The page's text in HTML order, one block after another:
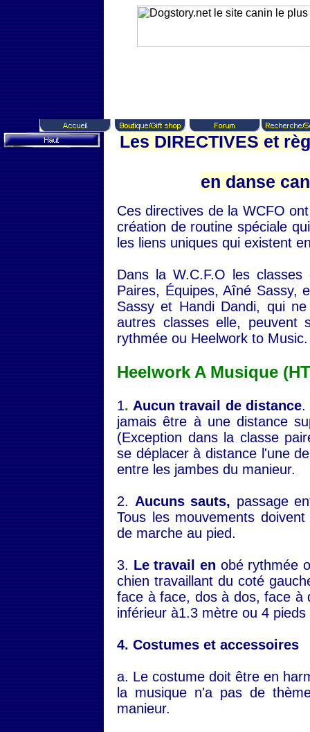
Les DIRECTIVES et
en danse
Ces directives de la WCFO
création de routine spéciale
les liens uniques qui existent
Dans la W.C.F.O les classes
Paires, Équipes, Aîné Sassy,
Sassy et Handi Dandi, qui
autres classes elle, peuvent
rythmée ou Heelwork to
Heelwork A Musique
1. Aucun travail de distance.
jamais être à une distance
(Exception dans la classe
se déplacer à distance l'une
entre les jambes du manieur.
2. Aucuns sauts, passage
Tous les mouvements
de marche au pied.
3. Le travail en obé rythmée
chien travaillant du coté
face à face, dos à dos, face à
inférieur à1.3 mètre ou 4
4. Costumes et accessoires
a. Le costume doit être en
la musique n'a pas de
manieur.